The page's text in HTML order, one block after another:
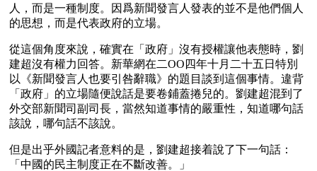
人，而是一種制度。因爲新聞發言人發表的並不是他們個人
的思想，而是代表政府的立場。
從這個角度來說，確實在「政府」沒有授權讓他表態時，劉
建超沒有權力回答。新華網在二OO四年十月二十五日特別
以《新聞發言人也要引咎辭職》的題目談到這個事情。違背
「政府」的立場隨便說話是要卷鋪蓋捲兒的。劉建超混到了
外交部新聞司副司長，當然知道事情的嚴重性，知道哪句話
該說，哪句話不該說。
但是出乎外國記者意料的是，劉建超接着說了下一句話：
「中國的民主制度正在不斷改善。」